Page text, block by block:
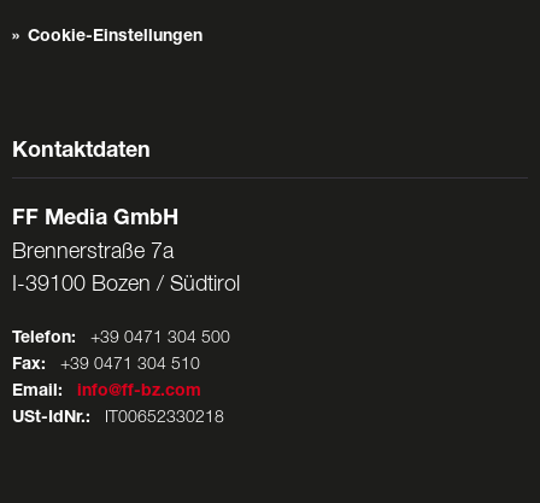
Cookie-Einstellungen
Kontaktdaten
FF Media GmbH
Brennerstraße 7a
I-39100 Bozen / Südtirol
Telefon: +39 0471 304 500
Fax: +39 0471 304 510
Email:
info@ff-bz.com
USt-IdNr.: IT00652330218